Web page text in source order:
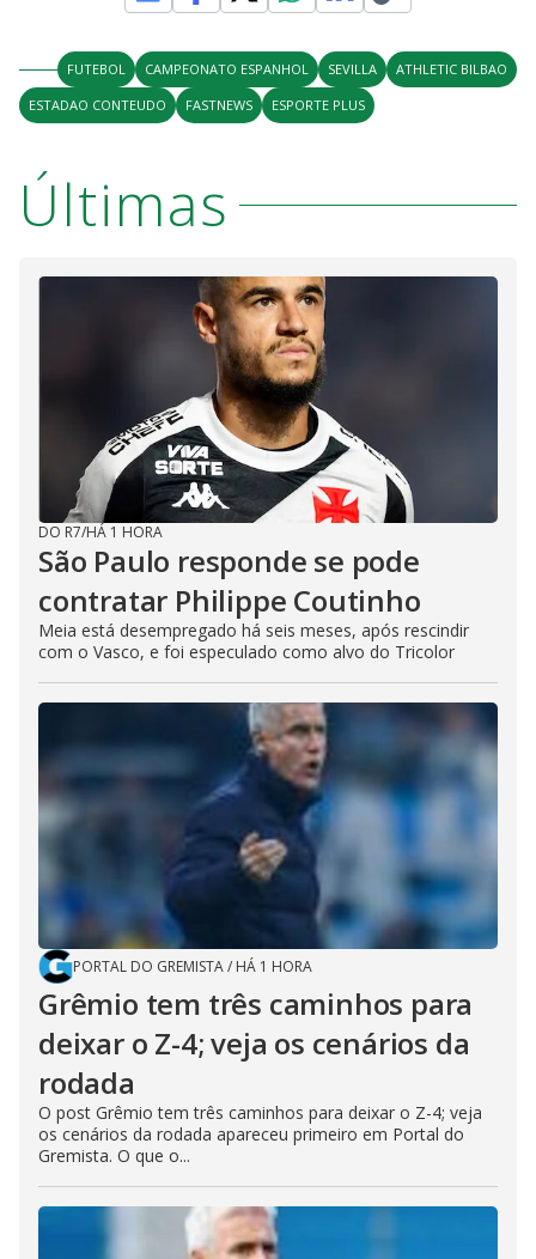
FUTEBOL CAMPEONATO ESPANHOL SEVILLA
ATHLETIC BILBAO
ESTADAO CONTEUDO
FASTNEWS ESPORTE PLUS
Últimas
DO R7/HÁ 1 HORA
São Paulo responde se pode
contratar Philippe Coutinho
Meia está desempregado há seis meses, após rescindir
com o Vasco, e foi especulado como alvo do Tricolor
PORTAL DO GREMISTA/ HÁ 1 HORA
Grêmio tem três caminhos para
deixar o Z-4; veja os cenários da
rodada
O post Grêmio tem três caminhos para deixar o Z-4; veja
os cenários da rodada apareceu primeiro em Portal do
Gremista. O que o...